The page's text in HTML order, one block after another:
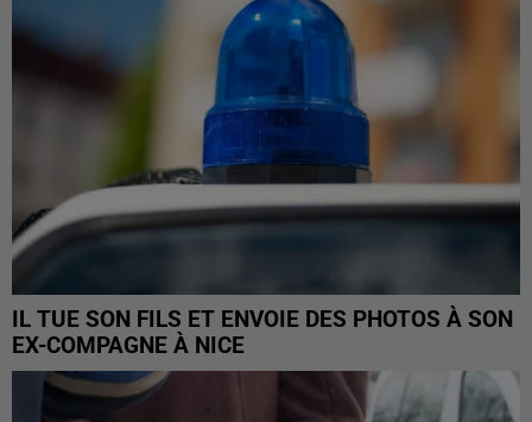
IL TUE SON FILS ET ENVOIE DES PHOTOS À SON
EX-COMPAGNE À NICE